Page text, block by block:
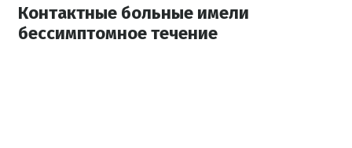
Контактные больные имели
бессимптомное течение